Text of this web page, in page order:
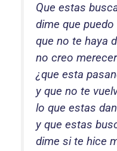
Que estas
dime que puedo
que no te haya
no creo
¿que esta
y que no te
lo que estas
y que estas
dime si te hice